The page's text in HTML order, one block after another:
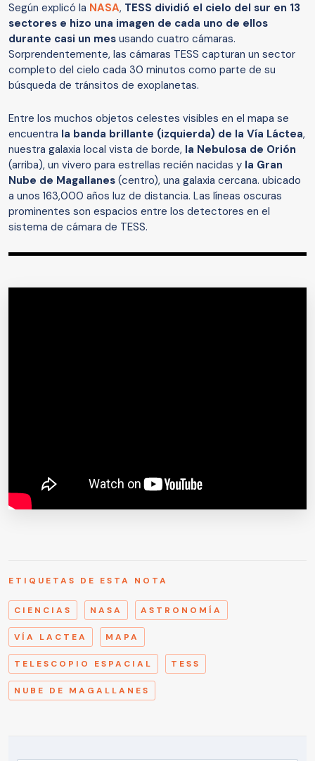
Según explicó la NASA, TESS dividió el cielo del sur en 13
sectores e hizo una imagen de cada uno de ellos
durante casi un mes usando cuatro cámaras.
Sorprendentemente, las cámaras TESS capturan un sector
completo del cielo cada 30 minutos como parte de su
búsqueda de tránsitos de exoplanetas.
Entre los muchos objetos celestes visibles en el mapa se
encuentra la banda brillante (izquierda) de la Vía Láctea,
nuestra galaxia local vista de borde, la Nebulosa de Orión
(arriba), un vivero para estrellas recién nacidas y la Gran
Nube de Magallanes (centro), una galaxia cercana. ubicado
a unos 163,000 años luz de distancia. Las líneas oscuras
prominentes son espacios entre los detectores en el
sistema de cámara de TESS.
ETIQUETAS DE ESTA NOTA
CIENCIAS NASA ASTRONOMÍA
VÍA LACTEA MAPA
TELESCOPIO ESPACIAL TESS
NUBE DE MAGALLANES